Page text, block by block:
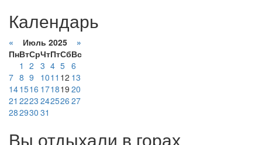
Календарь
« Июль 2025 »
ПнВтСрЧтПтСбВс
1 2 3 4 5 6
7 8 9 1011 12 13
141516 171819 20
21 2223 242526 27
282930 31
Вы отдыхали в горах